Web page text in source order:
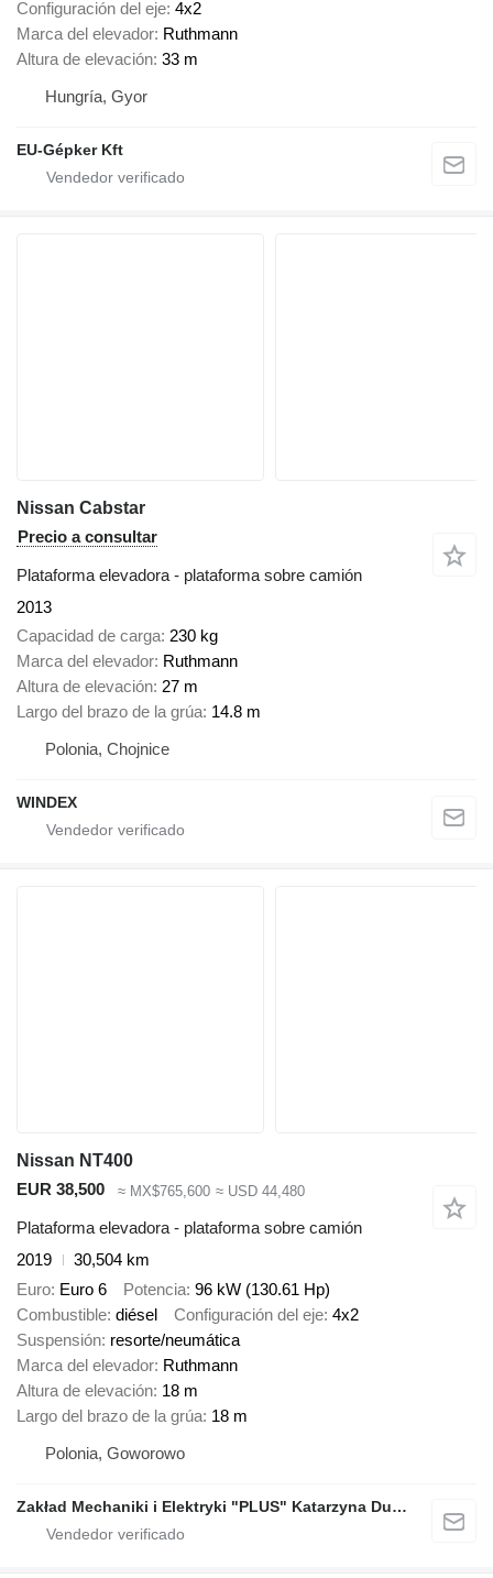
Configuración del eje 4x2
Marca del elevador Ruthmann
Altura de elevación 33 m
Hungría, Gyor
EU-Gépker Kft
Nissan Cabstar
Precio a consultar
Plataforma elevadora - plataforma sobre camión
2013
Capacidad de carga 230 kg
Marca del elevador Ruthmann
Altura de elevación 27 m
Largo del brazo de la grúa 14.8 m
Polonia, Chojnice
WINDEX
Nissan NT400
EUR 38,500
≈ MX$765,600 ≈ USD 44,480
Plataforma elevadora - plataforma sobre camión
2019
30,504 km
Euro Euro 6 Potencia 96 kW (130.61 Hp)
Combustible diésel Configuración del eje 4x2
Suspensión resorte/neumática
Marca del elevador Ruthmann
Altura de elevación 18 m
Largo del brazo de la grúa 18 m
Polonia, Goworowo
Zakład Mechaniki i Elektryki "PLUS" Katarzyna Dudziec